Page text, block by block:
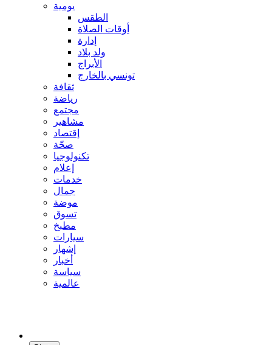
يومية
الطقس
أوقات الصلاة
إدارة
ولد بلاد
الأبراج
تونسي بالخارج
ثقافة
رياضة
مجتمع
مشاهير
إقتصاد
صحّة
تكنولوجيا
إعلام
خدمات
جمال
موضة
تسوق
مطبخ
سيارات
إشهار
أخبار
سياسة
عالمية